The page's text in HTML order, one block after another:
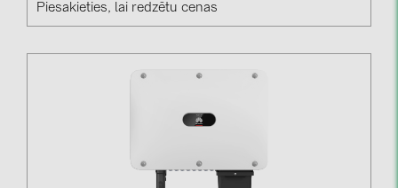
Piesakieties, lai redzētu cenas